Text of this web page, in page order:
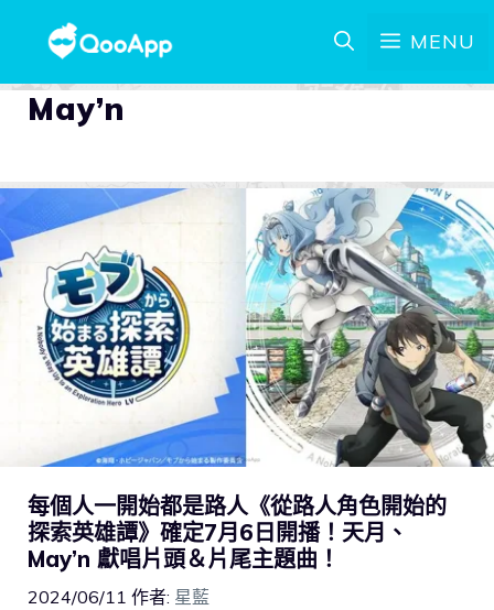
MENU
May’n
每個人一開始都是路人《從路人角色開始的
探索英雄譚》確定7月6日開播！天月、
May’n 獻唱片頭＆片尾主題曲！
2024/06/11 作者: 星藍